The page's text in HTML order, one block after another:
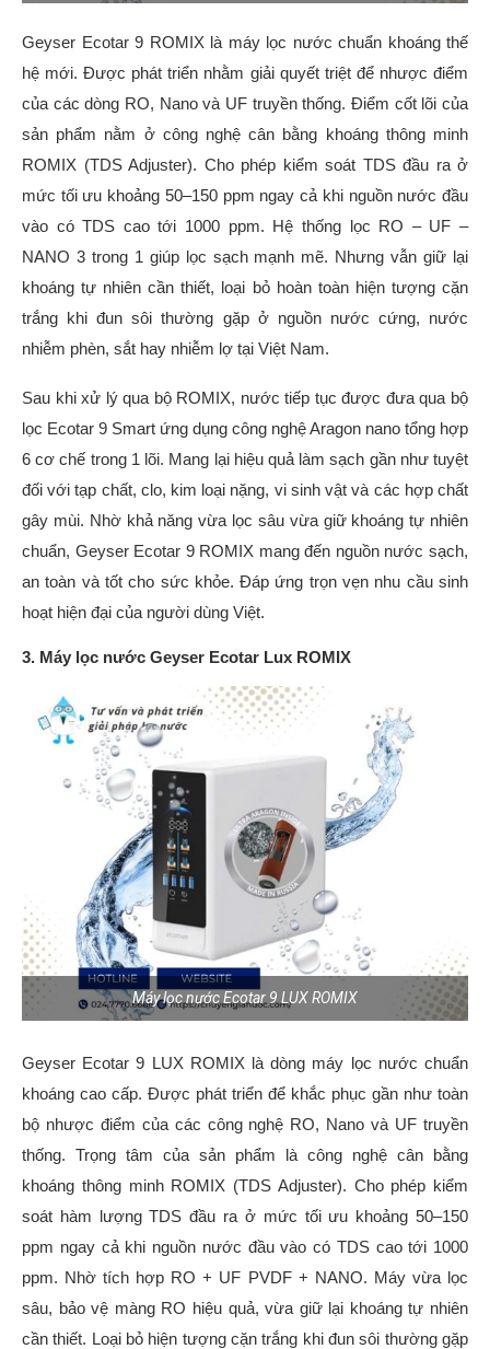
Geyser Ecotar 9 ROMIX là máy lọc nước chuẩn khoáng thế
hệ mới. Được phát triển nhằm giải quyết triệt để nhược điểm
của các dòng RO, Nano và UF truyền thống. Điểm cốt lõi của
sản phẩm nằm ở công nghệ cân bằng khoáng thông minh
ROMIX (TDS Adjuster). Cho phép kiểm soát TDS đầu ra ở
mức tối ưu khoảng 50–150 ppm ngay cả khi nguồn nước đầu
vào có TDS cao tới 1000 ppm. Hệ thống lọc RO – UF –
NANO 3 trong 1 giúp lọc sạch mạnh mẽ. Nhưng vẫn giữ lại
khoáng tự nhiên cần thiết, loại bỏ hoàn toàn hiện tượng cặn
trắng khi đun sôi thường gặp ở nguồn nước cứng, nước
nhiễm phèn, sắt hay nhiễm lợ tại Việt Nam.
Sau khi xử lý qua bộ ROMIX, nước tiếp tục được đưa qua bộ
lọc Ecotar 9 Smart ứng dụng công nghệ Aragon nano tổng hợp
6 cơ chế trong 1 lõi. Mang lại hiệu quả làm sạch gần như tuyệt
đối với tạp chất, clo, kim loại nặng, vi sinh vật và các hợp chất
gây mùi. Nhờ khả năng vừa lọc sâu vừa giữ khoáng tự nhiên
chuẩn, Geyser Ecotar 9 ROMIX mang đến nguồn nước sạch,
an toàn và tốt cho sức khỏe. Đáp ứng trọn vẹn nhu cầu sinh
hoạt hiện đại của người dùng Việt.
3. Máy lọc nước Geyser Ecotar Lux ROMIX
Máy lọc nước Ecotar 9 LUX ROMIX
Geyser Ecotar 9 LUX ROMIX là dòng máy lọc nước chuẩn
khoáng cao cấp. Được phát triển để khắc phục gần như toàn
bộ nhược điểm của các công nghệ RO, Nano và UF truyền
thống. Trọng tâm của sản phẩm là công nghệ cân bằng
khoáng thông minh ROMIX (TDS Adjuster). Cho phép kiểm
soát hàm lượng TDS đầu ra ở mức tối ưu khoảng 50–150
ppm ngay cả khi nguồn nước đầu vào có TDS cao tới 1000
ppm. Nhờ tích hợp RO + UF PVDF + NANO. Máy vừa lọc
sâu, bảo vệ màng RO hiệu quả, vừa giữ lại khoáng tự nhiên
cần thiết. Loại bỏ hiện tượng cặn trắng khi đun sôi thường gặp